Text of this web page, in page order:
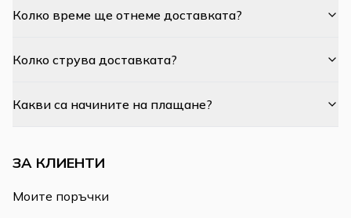
Колко време ще отнеме доставката?
Колко струва доставката?
Какви са начините на плащане?
ЗА КЛИЕНТИ
Моите поръчки